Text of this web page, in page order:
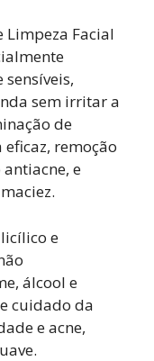
Limpeza Facial
sem irritar a
de
eficaz, remoção
e
e
álcool e
cuidado da
e acne,